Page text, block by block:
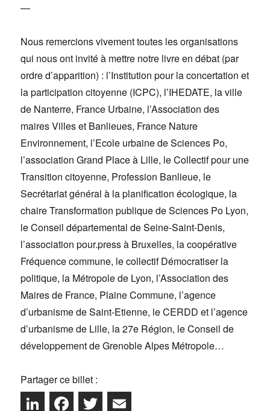
—
Nous remercions vivement toutes les organisations
qui nous ont invité à mettre notre livre en débat (par
ordre d’apparition) : l’Institution pour la concertation et
la participation citoyenne (ICPC), l’IHEDATE, la ville
de Nanterre, France Urbaine, l’Association des
maires Villes et Banlieues, France Nature
Environnement, l’Ecole urbaine de Sciences Po,
l’association Grand Place à Lille, le Collectif pour une
Transition citoyenne, Profession Banlieue, le
Secrétariat général à la planification écologique, la
chaire Transformation publique de Sciences Po Lyon,
le Conseil départemental de Seine-Saint-Denis,
l’association pour.press à Bruxelles, la coopérative
Fréquence commune, le collectif Démocratiser la
politique, la Métropole de Lyon, l’Association des
Maires de France, Plaine Commune, l’agence
d’urbanisme de Saint-Etienne, le CERDD et l’agence
d’urbanisme de Lille, la 27e Région, le Conseil de
développement de Grenoble Alpes Métropole…
Partager ce billet :